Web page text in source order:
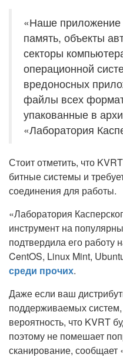
«Наше приложение
память, объекты
секторы
операционной
вредоносных
файлы всех
упакованные в
«Лаборатория
Стоит отметить, что
битные системы и
соединения для работы.
«Лаборатория
инструмент на
подтвердила его работу
CentOS, Linux Mint,
среди прочих.
Даже если ваш
поддерживаемых
вероятность, что KVRT
поэтому не помешает
сканирование, сообщает